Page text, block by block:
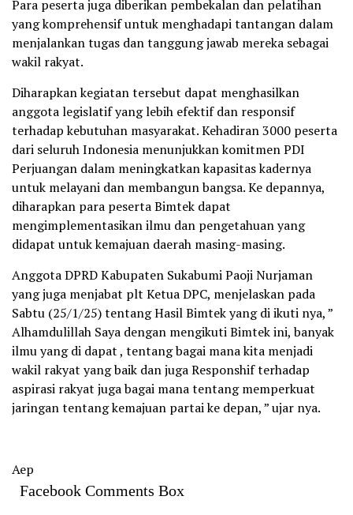
Para peserta juga diberikan pembekalan dan pelatihan
yang komprehensif untuk menghadapi tantangan dalam
menjalankan tugas dan tanggung jawab mereka sebagai
wakil rakyat.
Diharapkan kegiatan tersebut dapat menghasilkan
anggota legislatif yang lebih efektif dan responsif
terhadap kebutuhan masyarakat. Kehadiran 3000 peserta
dari seluruh Indonesia menunjukkan komitmen PDI
Perjuangan dalam meningkatkan kapasitas kadernya
untuk melayani dan membangun bangsa. Ke depannya,
diharapkan para peserta Bimtek dapat
mengimplementasikan ilmu dan pengetahuan yang
didapat untuk kemajuan daerah masing-masing.
Anggota DPRD Kabupaten Sukabumi Paoji Nurjaman
yang juga menjabat plt Ketua DPC, menjelaskan pada
Sabtu (25/1/25) tentang Hasil Bimtek yang di ikuti nya, ”
Alhamdulillah Saya dengan mengikuti Bimtek ini, banyak
ilmu yang di dapat , tentang bagai mana kita menjadi
wakil rakyat yang baik dan juga Responshif terhadap
aspirasi rakyat juga bagai mana tentang memperkuat
jaringan tentang kemajuan partai ke depan, ” ujar nya.
Aep
Facebook Comments Box